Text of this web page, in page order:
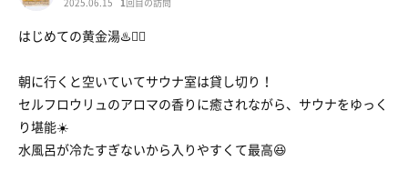
はじめての黄金湯♨️🧖‍♀️
朝に行くと空いていてサウナ室は貸し切り！
セルフロウリュのアロマの香りに癒されながら、サウナをゆっく
り堪能☀️
水風呂が冷たすぎないから入りやすくて最高😆